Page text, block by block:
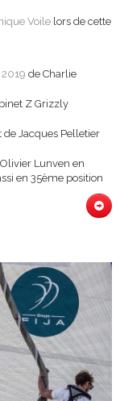
Voile lors de cette
de Charlie
Z Grizzly
de Jacques Pelletier
Lunven en
en 35ème position